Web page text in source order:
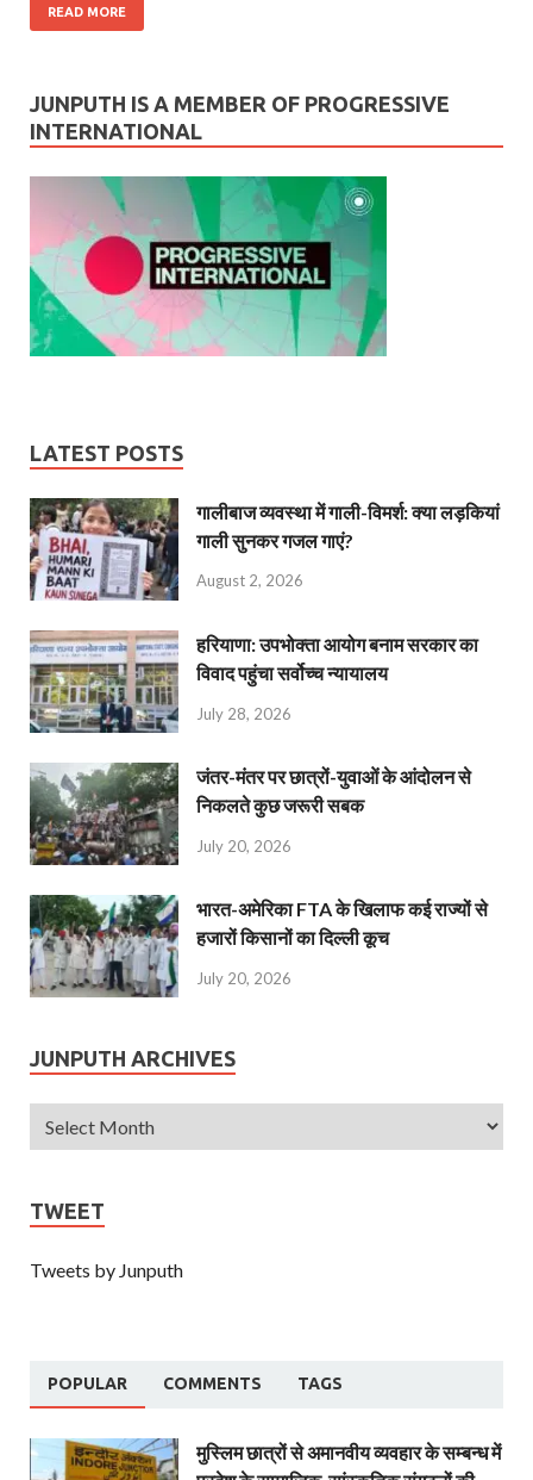
READ MORE
JUNPUTH IS A MEMBER OF PROGRESSIVE
INTERNATIONAL
LATEST POSTS
गालीबाज व्‍यवस्‍था में गाली-विमर्श: क्या लड़कियां
गाली सुनकर गजल गाएं?
August 2, 2026
हरियाणा: उपभोक्ता आयोग बनाम सरकार का
विवाद पहुंचा सर्वोच्च न्यायालय
July 28, 2026
जंतर-मंतर पर छात्रों-युवाओं के आंदोलन से
निकलते कुछ जरूरी सबक
July 20, 2026
भारत-अमेरिका FTA के खिलाफ कई राज्यों से
हजारों किसानों का दिल्ली कूच
July 20, 2026
JUNPUTH ARCHIVES
TWEET
Tweets by Junputh
POPULAR COMMENTS TAGS
मुस्लिम छात्रों से अमानवीय व्यवहार के सम्बन्ध में